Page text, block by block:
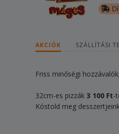
AKCIÓK SZÁLLÍTÁSI
Friss minőségi
32cm-es pizzák 3 100 Ft-
Kóstold meg